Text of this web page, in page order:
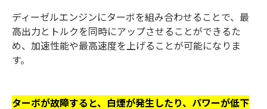
ディーゼルエンジンにターボを組み合わせることで、最
高出力とトルクを同時にアップさせることができるた
め、加速性能や最高速度を上げることが可能になりま
す。
ターボが故障すると、白煙が発生したり、パワーが低下